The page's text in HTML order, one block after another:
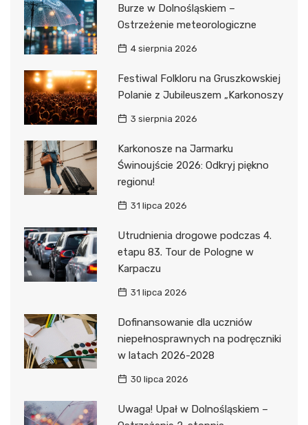
Burze w Dolnośląskiem –
Ostrzeżenie meteorologiczne
4 sierpnia 2026
Festiwal Folkloru na Gruszkowskiej
Polanie z Jubileuszem „Karkonoszy
3 sierpnia 2026
Karkonosze na Jarmarku
Świnoujście 2026: Odkryj piękno
regionu!
31 lipca 2026
Utrudnienia drogowe podczas 4.
etapu 83. Tour de Pologne w
Karpaczu
31 lipca 2026
Dofinansowanie dla uczniów
niepełnosprawnych na podręczniki
w latach 2026-2028
30 lipca 2026
Uwaga! Upał w Dolnośląskiem –